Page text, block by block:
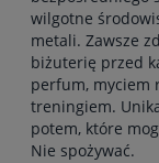
wilgotne
metali. Zawsze
biżuterię przed
perfum, myciem
treningiem.
potem, które
Nie spożywać.